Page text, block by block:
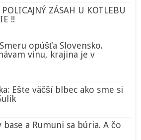
POLICAJNÝ ZÁSAH U KOTLEBU
!!
opúšťa Slovensko.
vinu, krajina je v
Ešte väčší blbec ako sme si
a Rumuni sa búria. A čo